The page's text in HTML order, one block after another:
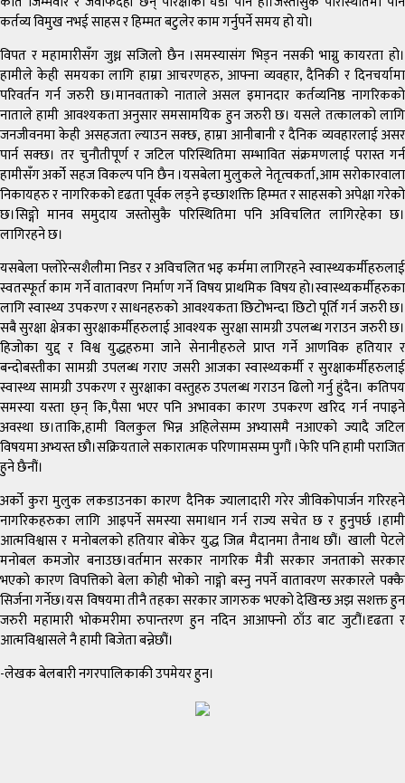
कर्तव्य विमुख नभई साहस र हिम्मत बटुलेर काम गर्नुपर्ने समय हो यो।
विपत र महामारीसँग जुध्न सजिलो छैन ।समस्यासंग भिड्न नसकी भाग्नु कायरता हो।
हामीले केही समयका लागि हाम्रा आचरणहरु, आफ्ना व्यवहार, दैनिकी र दिनचर्यामा
परिवर्तन गर्न जरुरी छ।मानवताको नाताले असल इमानदार कर्तव्यनिष्ठ नागरिकको
नाताले हामी आवश्यकता अनुसार समसामयिक हुन जरुरी छ। यसले तत्कालको लागि
जनजीवनमा केही असहजता ल्याउन सक्छ, हाम्रा आनीबानी र दैनिक व्यवहारलाई असर
पार्न सक्छ। तर चुनौतीपूर्ण र जटिल परिस्थितिमा सम्भावित संक्रमणलाई परास्त गर्न
हामीसँग अर्को सहज विकल्प पनि छैन ।यसबेला मुलुकले नेतृत्वकर्ता,आम सरोकारवाला
निकायहरु र नागरिकको दृढता पूर्वक लड्ने इच्छाशक्ति हिम्मत र साहसको अपेक्षा गरेको
छ।सिङ्गो मानव समुदाय जस्तोसुकै परिस्थितिमा पनि अविचलित लागिरहेका छ।
लागिरहने छ।
यसबेला फ्लोरेन्सशैलीमा निडर र अविचलित भइ कर्ममा लागिरहने स्वास्थ्यकर्मीहरुलाई
स्वतस्फूर्त काम गर्ने वातावरण निर्माण गर्ने विषय प्राथमिक विषय हो।स्वास्थ्यकर्मीहरुका
लागि स्वास्थ्य उपकरण र साधनहरुको आवश्यकता छिटोभन्दा छिटो पूर्ति गर्न जरुरी छ।
सबै सुरक्षा क्षेत्रका सुरक्षाकर्मीहरुलाई आवश्यक सुरक्षा सामग्री उपलब्ध गराउन जरुरी छ।
हिजोका युद्द र विश्व युद्धहरुमा जाने सेनानीहरुले प्राप्त गर्ने आणविक हतियार र
बन्दोबस्तीका सामग्री उपलब्ध गराए जसरी आजका स्वास्थ्यकर्मी र सुरक्षाकर्मीहरुलाई
स्वास्थ्य सामग्री उपकरण र सुरक्षाका वस्तुहरु उपलब्ध गराउन ढिलो गर्नु हुंदैन। कतिपय
समस्या यस्ता छ्न् कि,पैसा भएर पनि अभावका कारण उपकरण खरिद गर्न नपाइने
अवस्था छ।ताकि,हामी विलकुल भिन्न अहिलेसम्म अभ्यासमै नआएको ज्यादै जटिल
विषयमा अभ्यस्त छौ।सक्रियताले सकारात्मक परिणामसम्म पुगौं ।फेरि पनि हामी पराजित
हुने छैनौं।
अर्को कुरा मुलुक लकडाउनका कारण दैनिक ज्यालादारी गरेर जीविकोपार्जन गरिरहने
नागरिकहरुका लागि आइपर्ने समस्या समाधान गर्न राज्य सचेत छ र हुनुपर्छ ।हामी
आत्मविश्वास र मनोबलको हतियार बोकेर युद्ध जित्न मैदानमा तैनाथ छौं। खाली पेटले
मनोबल कमजोर बनाउछ।वर्तमान सरकार नागरिक मैत्री सरकार जनताको सरकार
भएको कारण विपत्तिको बेला कोही भोको नाङ्गो बस्नु नपर्ने वातावरण सरकारले पक्कै
सिर्जना गर्नेछ।यस विषयमा तीनै तहका सरकार जागरुक भएको देखिन्छ अझ सशक्त हुन
जरुरी महामारी भोकमरीमा रुपान्तरण हुन नदिन आआफ्नो ठाँउ बाट जुटौं।दृढता र
आत्मविश्वासले नै हामी बिजेता बन्नेछौं।
-लेखक बेलबारी नगरपालिकाकी उपमेयर हुन।